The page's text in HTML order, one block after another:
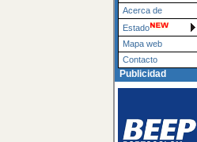
Acerca de
Estado
Mapa web
Contacto
Publicidad